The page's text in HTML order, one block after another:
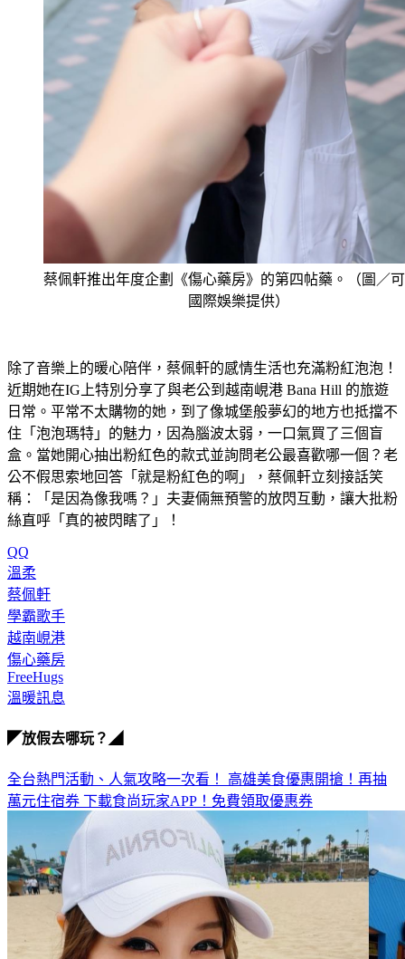
蔡佩軒推出年度企劃《傷心藥房》的第四帖藥。（圖／
國際娛樂提供）
除了音樂上的暖心陪伴，蔡佩軒的感情生活也充滿粉紅泡泡！
近期她在IG上特別分享了與老公到越南峴港 Bana Hill 的旅遊
日常。平常不太購物的她，到了像城堡般夢幻的地方也抵擋不
住「泡泡瑪特」的魅力，因為腦波太弱，一口氣買了三個盲
盒。當她開心抽出粉紅色的款式並詢問老公最喜歡哪一個？老
公不假思索地回答「就是粉紅色的啊」，蔡佩軒立刻接話笑
稱：「是因為像我嗎？」夫妻倆無預警的放閃互動，讓大批粉
絲直呼「真的被閃瞎了」！
QQ
溫柔
蔡佩軒
學霸歌手
越南峴港
傷心藥房
FreeHugs
溫暖訊息
◤放假去哪玩？◢
全台熱門活動、人氣攻略一次看！ 高雄美食優惠開搶！再抽
萬元住宿券 下載食尚玩家APP！免費領取優惠券